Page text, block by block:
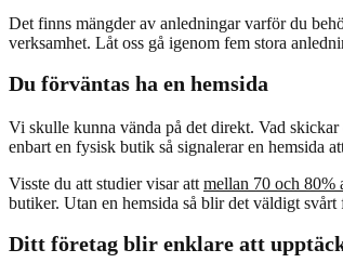
Det finns mängder av anledningar varför du
verksamhet. Låt oss gå igenom fem stora
Du förväntas ha en hemsida
Vi skulle kunna vända på det direkt. Vad
enbart en fysisk butik så signalerar en hemsida
Visste du att studier visar att mellan 70 och 80%
butiker. Utan en hemsida så blir det väldigt
Ditt företag blir enklare att